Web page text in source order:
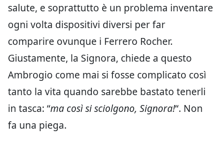
salute, e soprattutto è un problema inventare
ogni volta dispositivi diversi per far
comparire ovunque i Ferrero Rocher.
Giustamente, la Signora, chiede a questo
Ambrogio come mai si fosse complicato così
tanto la vita quando sarebbe bastato tenerli
in tasca: “ma così si sciolgono, Signora!“. Non
fa una piega.